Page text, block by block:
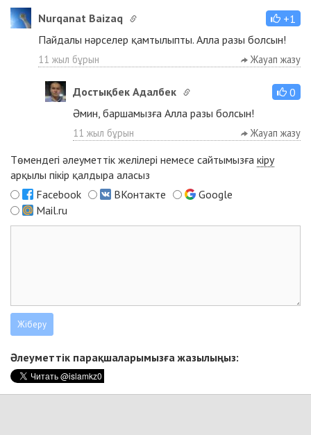
Nurqanat Baizaq
+1
Пайдалы нәрселер қамтылыпты. Алла разы болсын!
11 жыл бұрын Жауап жазу
Достықбек Адалбек
0
Әмин, баршамызға Алла разы болсын!
11 жыл бұрын Жауап жазу
Төмендегі әлеуметтік желілері немесе сайтымызға кіру
арқылы пікір қалдыра аласыз
Facebook
ВКонтакте
Google
Mail.ru
Әлеуметтік парақшаларымызға жазылыңыз: